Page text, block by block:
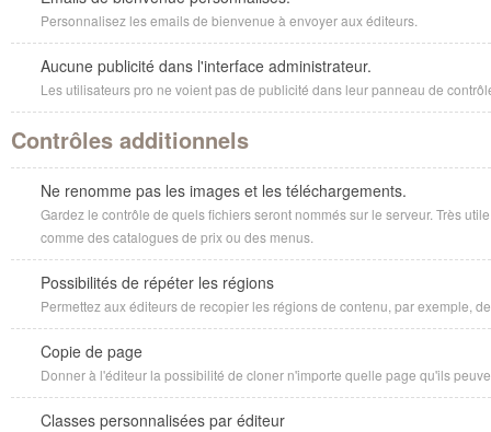
Personnalisez les emails de bienvenue à envoyer aux éditeurs.
Aucune publicité dans l'interface administrateur.
Les utilisateurs pro ne voient pas de publicité dans leur panneau de
Contrôles additionnels
Ne renomme pas les images et les téléchargements.
Gardez le contrôle de quels fichiers seront nommés sur le serveur. Très
comme des catalogues de prix ou des menus.
Possibilités de répéter les régions
Permettez aux éditeurs de recopier les régions de contenu, par exemple,
Copie de page
Donner à l'éditeur la possibilité de cloner n'importe quelle page qu'ils
Classes personnalisées par éditeur